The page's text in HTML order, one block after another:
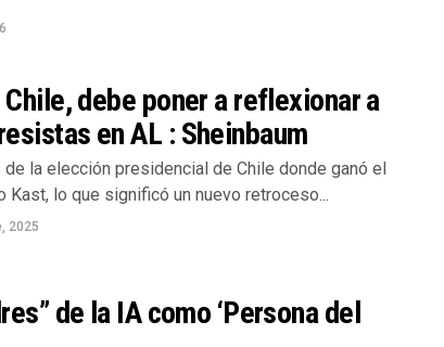
debe poner a reflexionar a
en AL : Sheinbaum
la elección presidencial de Chile donde ganó el
lo que significó un nuevo retroceso...
2025
de la IA como ‘Persona del